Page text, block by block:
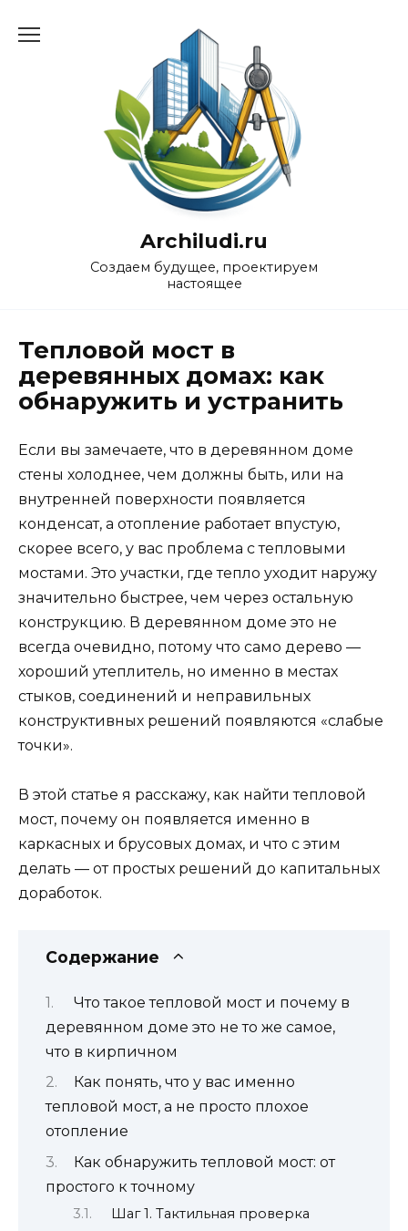
Archiludi.ru
Создаем будущее, проектируем
настоящее
Тепловой мост в
деревянных домах: как
обнаружить и устранить
Если вы замечаете, что в деревянном доме
стены холоднее, чем должны быть, или на
внутренней поверхности появляется
конденсат, а отопление работает впустую,
скорее всего, у вас проблема с тепловыми
мостами. Это участки, где тепло уходит наружу
значительно быстрее, чем через остальную
конструкцию. В деревянном доме это не
всегда очевидно, потому что само дерево —
хороший утеплитель, но именно в местах
стыков, соединений и неправильных
конструктивных решений появляются «слабые
точки».
В этой статье я расскажу, как найти тепловой
мост, почему он появляется именно в
каркасных и брусовых домах, и что с этим
делать — от простых решений до капитальных
доработок.
Содержание
Что такое тепловой мост и почему в
деревянном доме это не то же самое,
что в кирпичном
Как понять, что у вас именно
тепловой мост, а не просто плохое
отопление
Как обнаружить тепловой мост: от
простого к точному
Шаг 1. Тактильная проверка